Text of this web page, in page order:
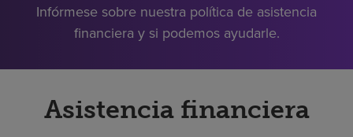
Infórmese sobre nuestra política de asistencia
financiera y si podemos ayudarle.
Asistencia financiera